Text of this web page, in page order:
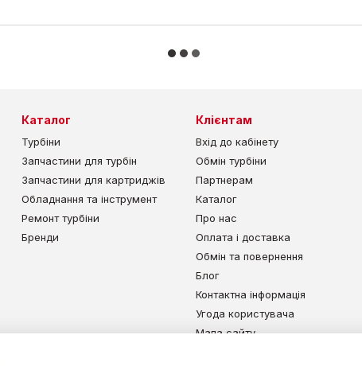
Каталог
Турбіни
Запчастини для турбін
Запчастини для картриджів
Обладнання та інструмент
Ремонт турбіни
Бренди
Клієнтам
Вхід до кабінету
Обмін турбіни
Партнерам
Каталог
Про нас
Оплата і доставка
Обмін та повернення
Блог
Контактна інформація
Угода користувача
Мапа сайту